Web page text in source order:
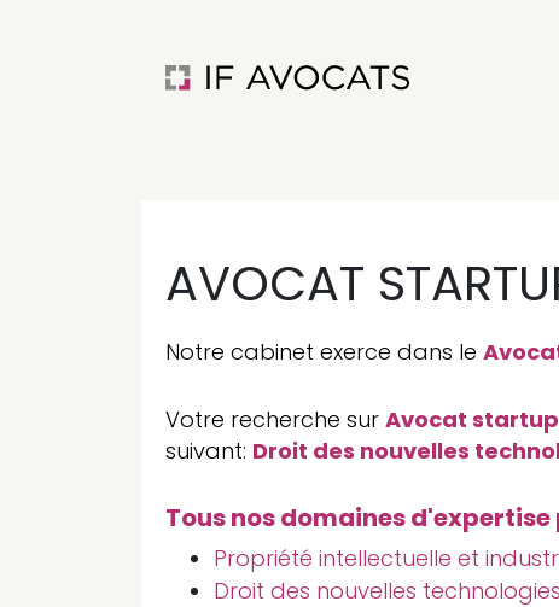
AVOCAT
Notre cabinet exerce dans le
Votre recherche sur Avocat
suivant: Droit des nouvelles
Tous nos domaines
Propriété intellectuelle et
Droit des nouvelles technologies